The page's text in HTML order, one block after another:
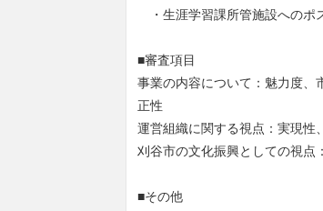
・生涯学習課所管施設へのポ
■審査項目
事業の内容について：魅力度、
正性
運営組織に関する視点：実現性
刈谷市の文化振興としての視点
■その他